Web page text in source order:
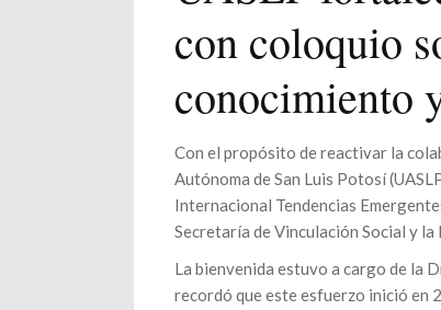
con coloquio
conocimiento
Con el propósito de reactivar la
Autónoma de San Luis Potosí
Internacional Tendencias
Secretaría de Vinculación Social y
La bienvenida estuvo a cargo de la
recordó que este esfuerzo inició en